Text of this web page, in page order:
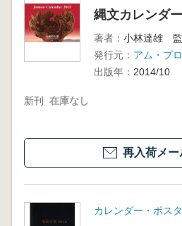
縄文カレンダ
著者：
発行元： アム・プ
出版年： 2014/10
新刊 在庫なし
再入荷メー
カレンダー・ポス